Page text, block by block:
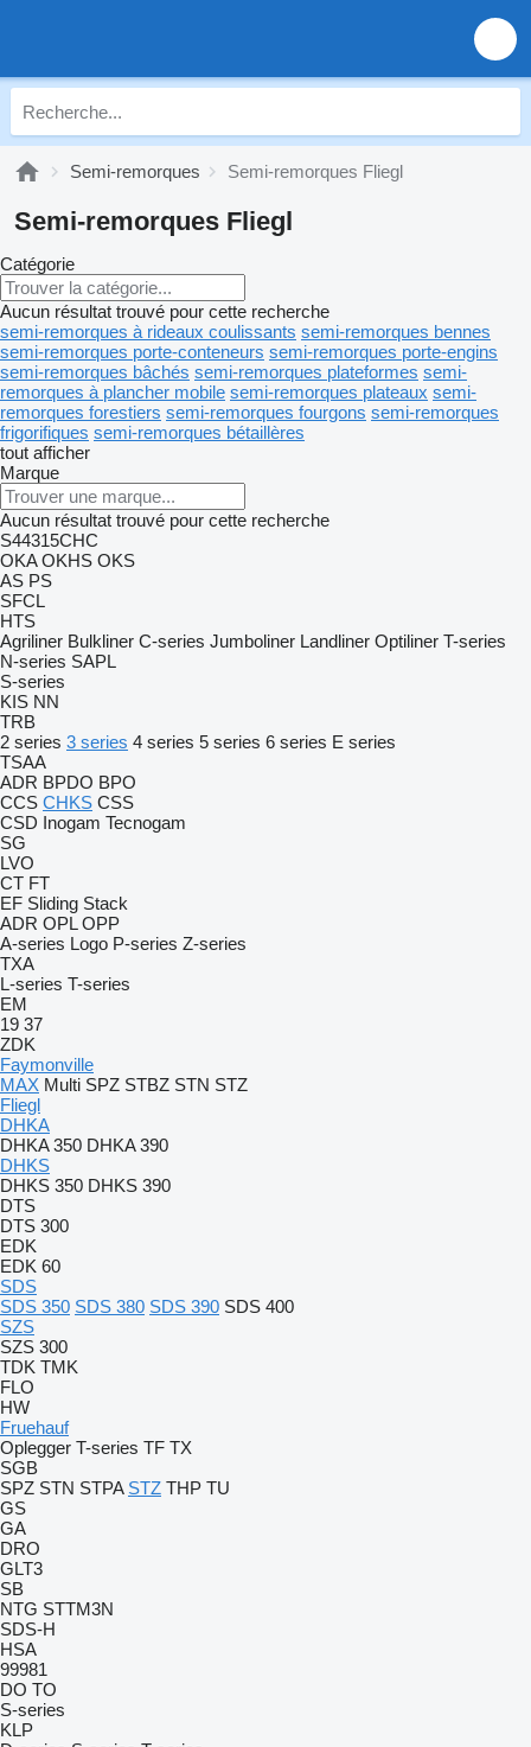
Semi-remorques Semi-remorques Fliegl
Semi-remorques Fliegl
Catégorie
Aucun résultat trouvé pour cette recherche
semi-remorques à rideaux coulissants semi-remorques bennes
semi-remorques porte-conteneurs semi-remorques porte-engins
semi-remorques bâchés semi-remorques plateformes semi-
remorques à plancher mobile semi-remorques plateaux semi-
remorques forestiers semi-remorques fourgons semi-remorques
frigorifiques semi-remorques bétaillères
tout afficher
Marque
Aucun résultat trouvé pour cette recherche
S44315CHC
OKA OKHS OKS
AS PS
SFCL
HTS
Agriliner Bulkliner C-series Jumboliner Landliner Optiliner T-series
N-series SAPL
S-series
KIS NN
TRB
2 series 3 series 4 series 5 series 6 series E series
TSAA
ADR BPDO BPO
CCS CHKS CSS
CSD Inogam Tecnogam
SG
LVO
CT FT
EF Sliding Stack
ADR OPL OPP
A-series Logo P-series Z-series
TXA
L-series T-series
EM
19 37
ZDK
Faymonville
MAX Multi SPZ STBZ STN STZ
Fliegl
DHKA
DHKA 350 DHKA 390
DHKS
DHKS 350 DHKS 390
DTS
DTS 300
EDK
EDK 60
SDS
SDS 350 SDS 380 SDS 390 SDS 400
SZS
SZS 300
TDK TMK
FLO
HW
Fruehauf
Oplegger T-series TF TX
SGB
SPZ STN STPA STZ THP TU
GS
GA
DRO
GLT3
SB
NTG STTM3N
SDS-H
HSA
99981
DO TO
S-series
KLP